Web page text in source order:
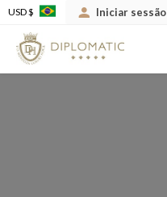
USD $ Iniciar sessão
Chegada